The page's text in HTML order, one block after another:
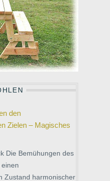
den
Zielen – Magisches
Die Bemühungen des
Zustand harmonischer